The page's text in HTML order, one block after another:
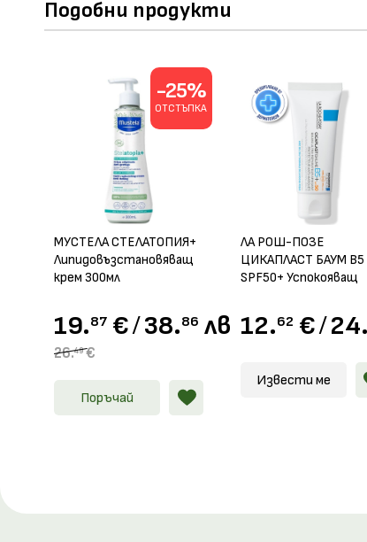
Подобни продукти
-25%
ОТСТЪПКА
МУСТЕЛА СТЕЛАТОПИЯ+
Липидовъзстановяващ
крем 300мл
19.87 €/38.86 лв.
26.49 €
Поръчай
ЛА РОШ-ПОЗЕ
ЦИКАПЛАСТ БАУМ B5
SPF50+ Успокояващ
40мл
12.62 €/24.
Извести ме